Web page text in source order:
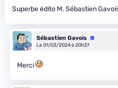
Superbe édito M. Sébastien
Sébastien Gavois Équipe
Le 01/03/2024 à 20h37
Merci